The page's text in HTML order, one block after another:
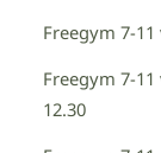
Freegym 7-
Freegym 7-
12.30